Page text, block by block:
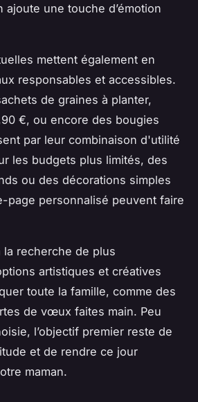
ajoute une touche d’émotion
mettent également en
responsables et accessibles.
de graines à planter,
€, ou encore des bougies
par leur combinaison d'utilité
les budgets plus limités, des
ou des décorations simples
page personnalisé peuvent faire
recherche de plus
artistiques et créatives
toute la famille, comme des
de vœux faites main. Peu
l’objectif premier reste de
et de rendre ce jour
maman.